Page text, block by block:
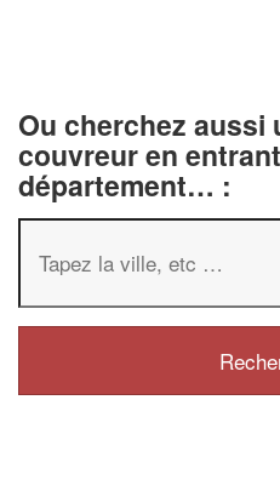
Ou cherchez aussi
couvreur en
département… :